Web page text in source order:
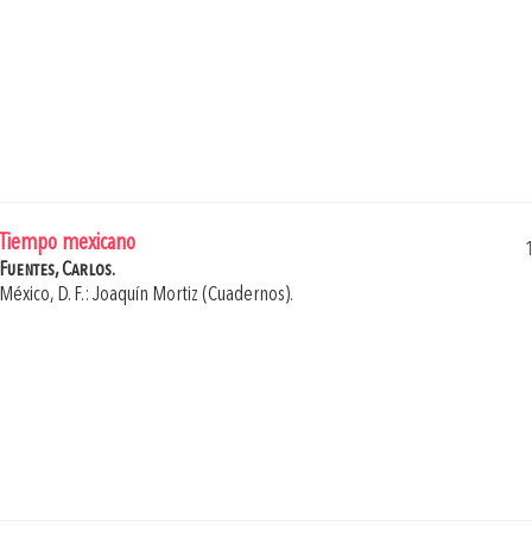
Tiempo mexicano
Fuentes, Carlos.
México, D. F.: Joaquín Mortiz (Cuadernos).